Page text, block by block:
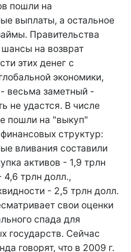
пошли на
выплаты, а остальное
Правительства
на возврат
этих денег с
экономики,
весьма заметный -
не удастся. В числе
пошли на "выкуп"
структур:
вливания составили
активов - 1,9 трлн
4,6 трлн долл.,
- 2,5 трлн долл.
свои оценки
спада для
государств. Сейчас
говорят, что в 2009 г.